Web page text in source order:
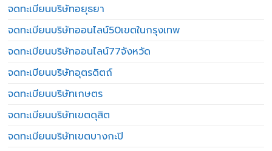
จดทะเบียนบริษัทอยุธยา
จดทะเบียนบริษัทออนไลน์50เขตในกรุงเทพ
จดทะเบียนบริษัทออนไลน์77จังหวัด
จดทะเบียนบริษัทอุตรดิตถ์
จดทะเบียนบริษัทเกษตร
จดทะเบียนบริษัทเขตดุสิต
จดทะเบียนบริษัทเขตบางกะปิ